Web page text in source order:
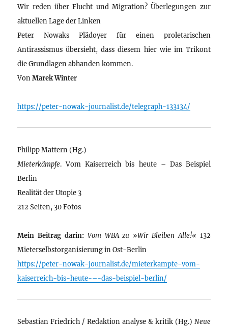
Wir reden über Flucht und Migration? Überlegungen zur
aktuellen Lage der Linken
Peter Nowaks Plädoyer für einen proletarischen
Antirassismus übersieht, dass diesem hier wie im Trikont
die Grundlagen abhanden kommen.
VonMarek Winter
https://peter-nowak-journalist.de/telegraph-133134/
Philipp Mattern (Hg.)
Mieterkämpfe. Vom Kaiserreich bis heute – Das Beispiel
Berlin
Realität der Utopie 3
212 Seiten, 30 Fotos
Mein Beitrag darin: Vom WBA zu »Wir Bleiben Alle!« 132
Mieterselbstorganisierung in Ost-Berlin
https://peter-nowak-journalist.de/mieterkampfe-vom-
kaiserreich-bis-heute-–-das-beispiel-berlin/
Sebastian Friedrich / Redaktion analyse & kritik (Hg.) Neue